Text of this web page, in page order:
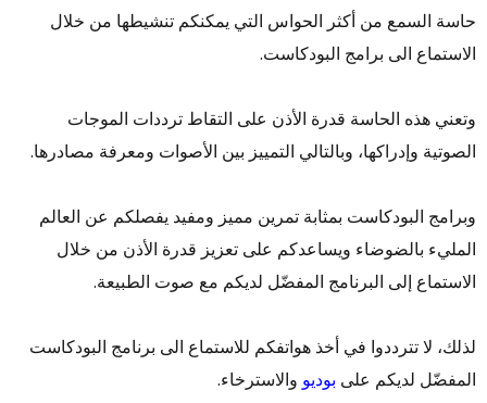
حاسة السمع من أكثر الحواس التي يمكنكم تنشيطها من خلال
الاستماع الى برامج البودكاست.
وتعني هذه الحاسة قدرة الأذن على التقاط ترددات الموجات
الصوتية وإدراكها، وبالتالي التمييز بين الأصوات ومعرفة مصادرها.
وبرامج البودكاست بمثابة تمرين مميز ومفيد يفصلكم عن العالم
المليء بالضوضاء ويساعدكم على تعزيز قدرة الأذن من خلال
الاستماع إلى البرنامج المفضّل لديكم مع صوت الطبيعة.
لذلك، لا تترددوا في أخذ هواتفكم للاستماع الى برنامج البودكاست
المفضّل لديكم على بوديو والاسترخاء.